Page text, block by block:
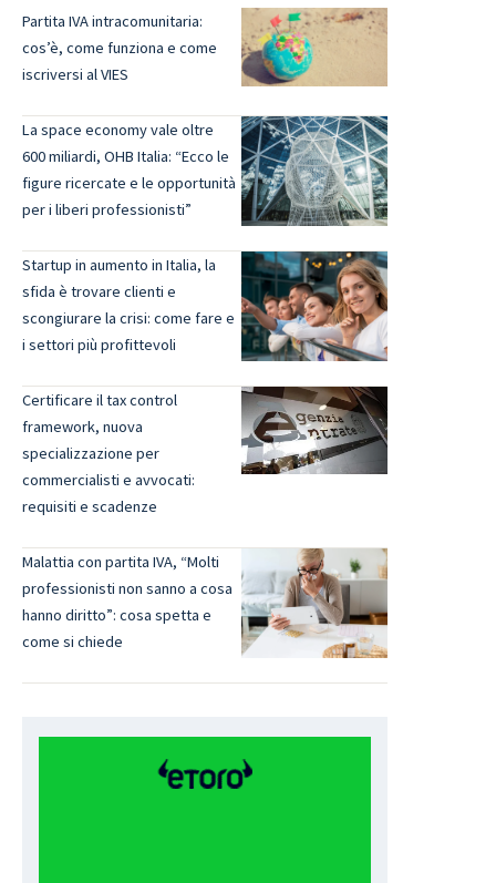
Partita IVA intracomunitaria:
cos’è, come funziona e come
iscriversi al VIES
La space economy vale oltre
600 miliardi, OHB Italia: “Ecco le
figure ricercate e le opportunità
per i liberi professionisti”
Startup in aumento in Italia, la
sfida è trovare clienti e
scongiurare la crisi: come fare e
i settori più profittevoli
Certificare il tax control
framework, nuova
specializzazione per
commercialisti e avvocati:
requisiti e scadenze
Malattia con partita IVA, “Molti
professionisti non sanno a cosa
hanno diritto”: cosa spetta e
come si chiede